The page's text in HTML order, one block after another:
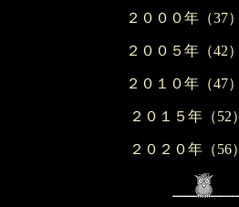
２０００年（37）
２００５年（42）
２０１０年（47）
２０１５年（52）
２０２０年（56）